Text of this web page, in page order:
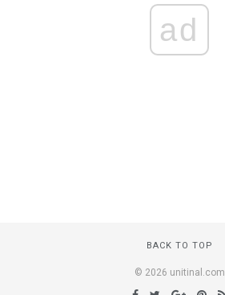
ad
BACK TO TOP
© 2026 unitinal.com